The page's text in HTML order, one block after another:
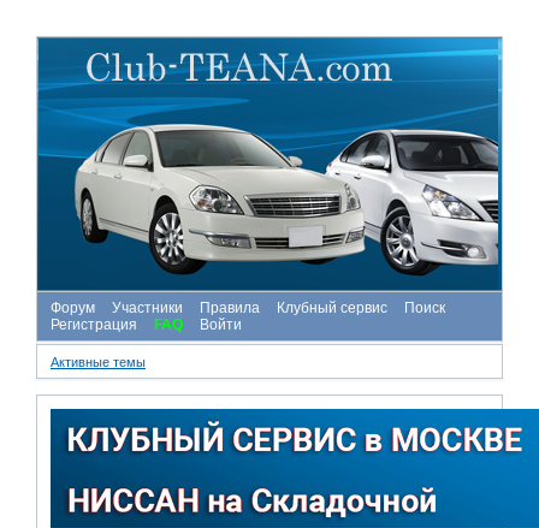
Форум Участники Правила Клубный сервис
Поиск
Регистрация
FAQ Войти
Активные темы